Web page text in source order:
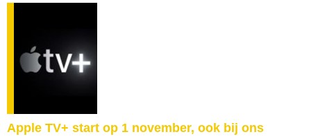
Apple TV+ start op 1 november, ook bij ons